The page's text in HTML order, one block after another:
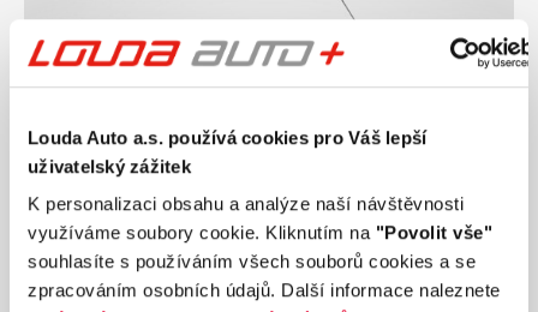
Louda Auto a.s. používá cookies pro Váš lepší
uživatelský zážitek
K personalizaci obsahu a analýze naší návštěvnosti
využíváme soubory cookie. Kliknutím na "Povolit vše"
souhlasíte s používáním všech souborů cookies a se
zpracováním osobních údajů. Další informace naleznete